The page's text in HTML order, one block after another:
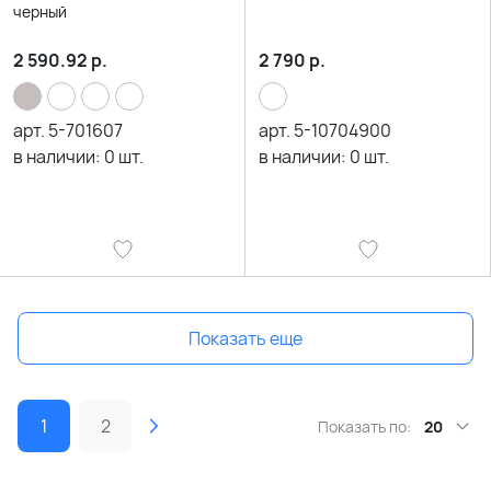
черный
2 590.92 р.
арт. 5-701607
в наличии: 0 шт.
2 790 р.
арт. 5-10704900
в наличии: 0 шт.
Показать еще
1 2 Показать по: 20